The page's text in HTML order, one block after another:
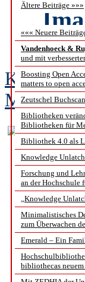
Ältere Beiträge »»»
««« Neuere
Vandenhoeck &
und mit
Boosting Open
matters to open
Zeutschel
Bibliotheken
Bibliotheken für
Bibliothek 4.0 als
Knowledge
Forschung und
an der Hochschule
„Knowledge
Minimalistisches
zum Überwachen
Emerald – Ein
bibliothecas
Karin